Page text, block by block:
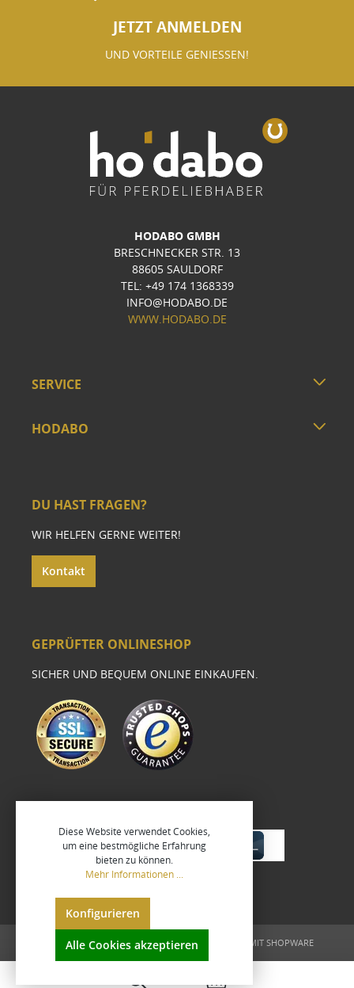
JETZT ANMELDEN
UND VORTEILE GENIESSEN!
HODABO GMBH
BRESCHNECKER STR. 13
88605 SAULDORF
TEL: +49 174 1368339
INFO@HODABO.DE
WWW.HODABO.DE
SERVICE
HODABO
DU HAST FRAGEN?
WIR HELFEN GERNE WEITER!
Kontakt
GEPRÜFTER ONLINESHOP
SICHER UND BEQUEM ONLINE EINKAUFEN.
UMGESETZT VONXEROGRAFIX GMBH REALISIERT MIT SHOPWARE
Diese Website verwendet Cookies,
um eine bestmögliche Erfahrung
bieten zu können.
Mehr Informationen ...
Konfigurieren
Alle Cookies akzeptieren